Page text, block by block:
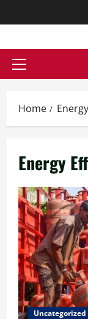
Home
Energy
Uncategorized